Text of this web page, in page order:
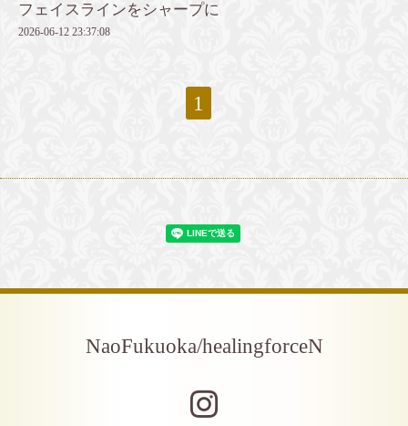
フェイスラインをシャープに
2026-06-12 23:37:08
1
NaoFukuoka/healingforceN